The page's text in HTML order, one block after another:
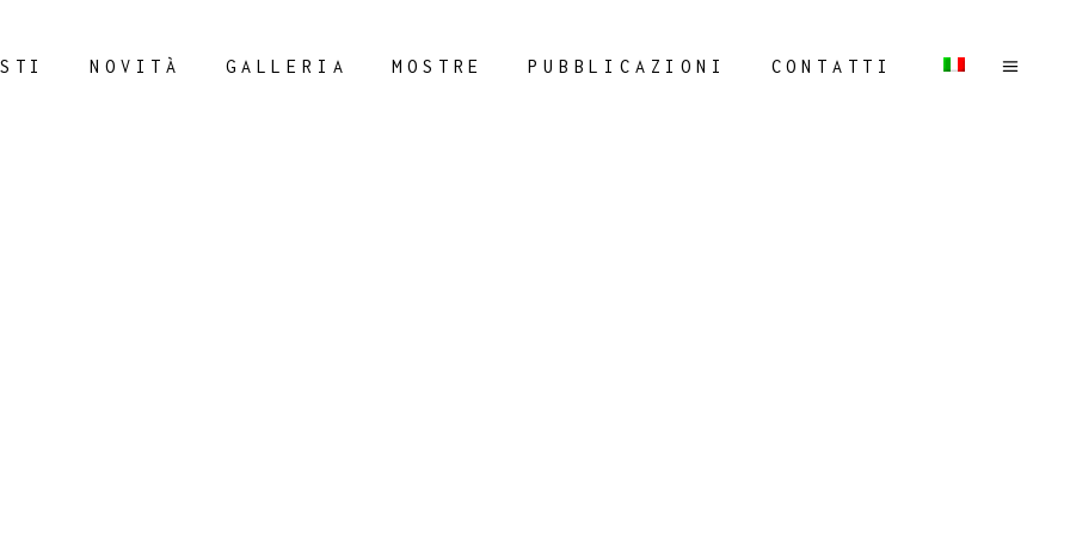
NOVITÀ GALLERIA MOSTRE PUBBLICAZIONI CONTATTI